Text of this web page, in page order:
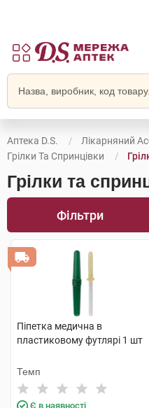
Аптека D.S.
Лікарняний
Грілки Та Спринцівки
Грілки та
Фільтри
Піпетка медична в
пластиковому футлярі 1 шт
Темп
Є в наявності